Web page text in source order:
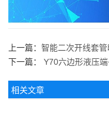
上一篇： 智能二次开线套
下一篇： Y70六边形液压
相关文章